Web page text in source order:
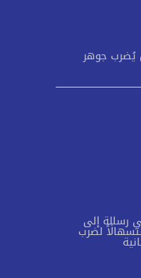
يُضرب جوهر
رسالة إلى
لضرب